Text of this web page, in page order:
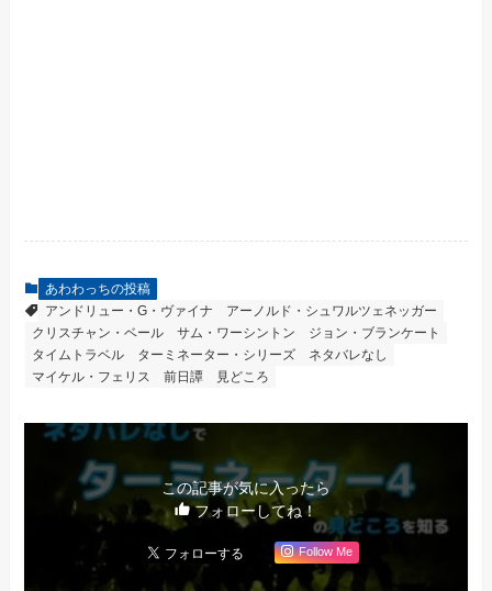
あわわっちの投稿
アンドリュー・G・ヴァイナ
アーノルド・シュワルツェネッガー
クリスチャン・ベール
サム・ワーシントン
ジョン・ブランケート
タイムトラベル
ターミネーター・シリーズ
ネタバレなし
マイケル・フェリス
前日譚 見どころ
この記事が気に入ったら
フォローしてね！
Follow Me